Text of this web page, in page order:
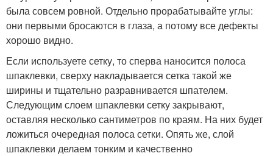
была совсем ровной. Отдельно прорабатывайте углы:
они первыми бросаются в глаза, а потому все дефекты
хорошо видно.
Если используете сетку, то сперва наносится полоса
шпаклевки, сверху накладывается сетка такой же
ширины и тщательно разравнивается шпателем.
Следующим слоем шпаклевки сетку закрывают,
оставляя несколько сантиметров по краям. На них будет
ложиться очередная полоса сетки. Опять же, слой
шпаклевки делаем тонким и качественно